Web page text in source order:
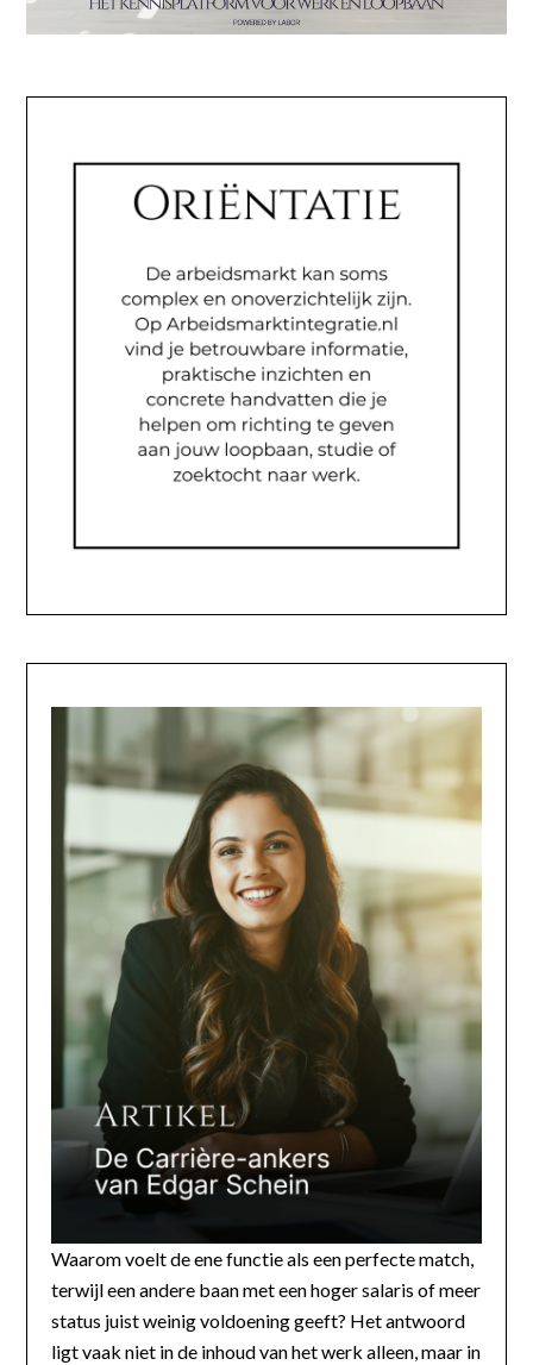
Waarom voelt de ene functie als een perfecte match,
terwijl een andere baan met een hoger salaris of meer
status juist weinig voldoening geeft? Het antwoord
ligt vaak niet in de inhoud van het werk alleen, maar in